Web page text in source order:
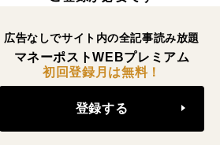
広告なしでサイト内の全記事読み放題
マネーポストWEBプレミアム
初回登録月は無料！
登録する